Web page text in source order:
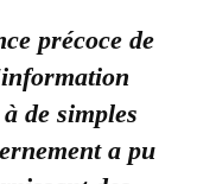
précoce de
de simples
a pu